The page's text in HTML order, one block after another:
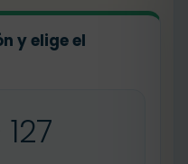
y elige el